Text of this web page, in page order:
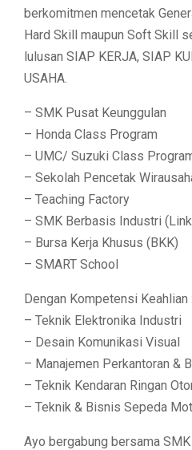
berkomitmen mencetak
Hard Skill maupun Soft Skill
lulusan SIAP KERJA, SIAP
USAHA.
– SMK Pusat Keunggulan
– Honda Class Program
– UMC/ Suzuki Class
– Sekolah Pencetak
– Teaching Factory
– SMK Berbasis Industri
– Bursa Kerja Khusus (BKK)
– SMART School
Dengan Kompetensi Keahlian :
– Teknik Elektronika Industri
– Desain Komunikasi Visual
– Manajemen Perkantoran &
– Teknik Kendaran Ringan
– Teknik & Bisnis Sepeda
Ayo bergabung bersama